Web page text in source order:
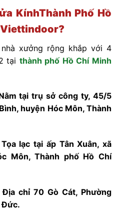
KínhThành Phố Hồ
Viettindoor?
xưởng rộng khắp với 4
tại thành phố Hồ Chí Minh
tại trụ sở công ty, 45/5
huyện Hóc Môn, Thành
lạc tại ấp Tân Xuân, xã
Môn, Thành phố Hồ Chí
chỉ 70 Gò Cát, Phường
Đức.